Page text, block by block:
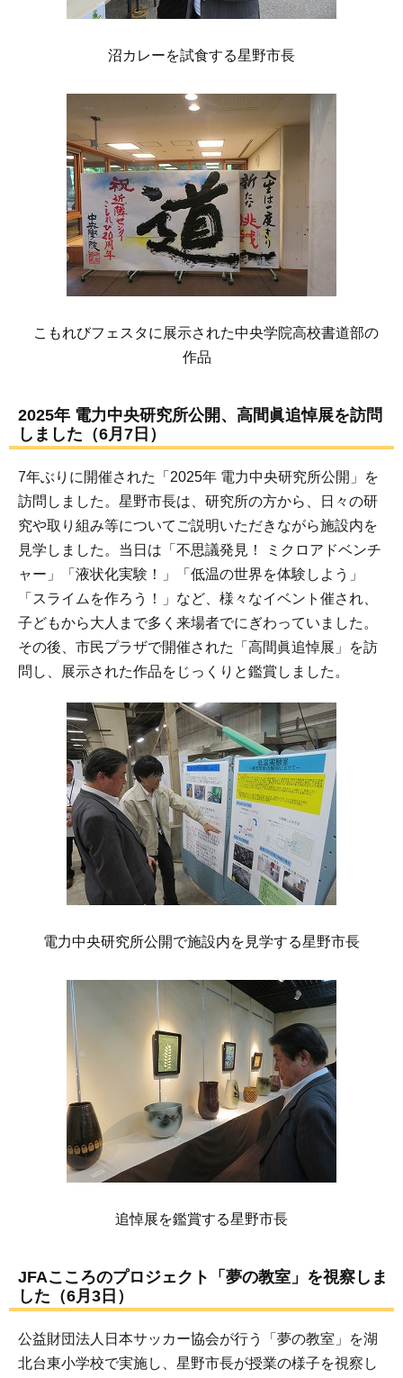
沼カレーを試食する星野市長
こもれびフェスタに展示された中央学院高校書道部の
作品
2025年 電力中央研究所公開、高間眞追悼展を訪問
しました（6月7日）
7年ぶりに開催された「2025年 電力中央研究所公開」を
訪問しました。星野市長は、研究所の方から、日々の研
究や取り組み等についてご説明いただきながら施設内を
見学しました。当日は「不思議発見！ ミクロアドベンチ
ャー」「液状化実験！」「低温の世界を体験しよう」
「スライムを作ろう！」など、様々なイベント催され、
子どもから大人まで多く来場者でにぎわっていました。
その後、市民プラザで開催された「高間眞追悼展」を訪
問し、展示された作品をじっくりと鑑賞しました。
電力中央研究所公開で施設内を見学する星野市長
追悼展を鑑賞する星野市長
JFAこころのプロジェクト「夢の教室」を視察しま
した（6月3日）
公益財団法人日本サッカー協会が行う「夢の教室」を湖
北台東小学校で実施し、星野市長が授業の様子を視察し